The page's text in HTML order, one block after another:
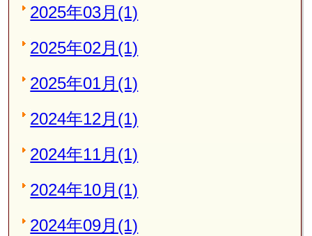
2025年03月(1)
2025年02月(1)
2025年01月(1)
2024年12月(1)
2024年11月(1)
2024年10月(1)
2024年09月(1)